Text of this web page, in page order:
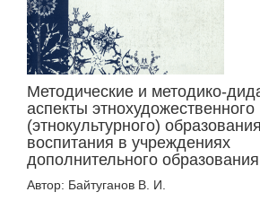
Методические и методико-
аспекты этнохудожественного
(этнокультурного)
воспитания в учреждениях
дополнительного
Автор: Байтуганов В. И.